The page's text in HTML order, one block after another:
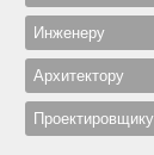
Инженеру
Архитектору
Проектировщику